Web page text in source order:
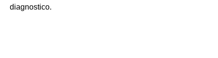
diagnostico.